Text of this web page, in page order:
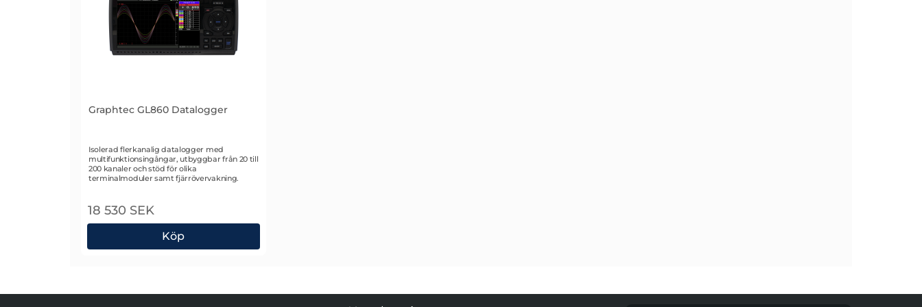
Graphtec GL860 Datalogger
Art. nr 2743
Isolerad flerkanalig datalogger med
multifunktionsingångar, utbyggbar från 20 till
200 kanaler och stöd för olika
terminalmoduler samt fjärrövervakning.
18 530 SEK
Köp
Graphtec GL860 Datalogger